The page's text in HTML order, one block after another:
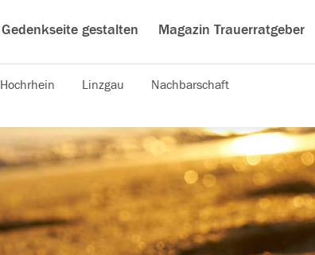
Gedenkseite gestalten Magazin Trauerratgeber
Hochrhein Linzgau Nachbarschaft